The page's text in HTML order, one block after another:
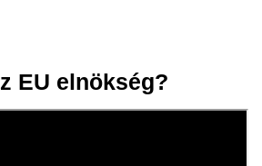
EU elnökség?